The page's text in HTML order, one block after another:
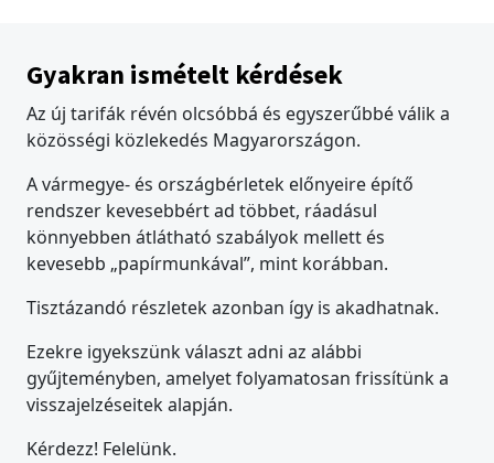
Gyakran ismételt kérdések
Az új tarifák révén olcsóbbá és egyszerűbbé válik a
közösségi közlekedés Magyarországon.
A vármegye- és országbérletek előnyeire építő
rendszer kevesebbért ad többet, ráadásul
könnyebben átlátható szabályok mellett és
kevesebb „papírmunkával”, mint korábban.
Tisztázandó részletek azonban így is akadhatnak.
Ezekre igyekszünk választ adni az alábbi
gyűjteményben, amelyet folyamatosan frissítünk a
visszajelzéseitek alapján.
Kérdezz! Felelünk.